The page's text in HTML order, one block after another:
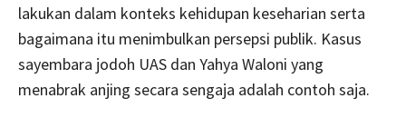
lakukan dalam konteks kehidupan keseharian serta
bagaimana itu menimbulkan persepsi publik. Kasus
sayembara jodoh UAS dan Yahya Waloni yang
menabrak anjing secara sengaja adalah contoh saja.